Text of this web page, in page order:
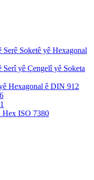
Soketê yê Hexagonal
yê Çengelî yê Soketa
Hexagonal ê DIN 912
Hex ISO 7380